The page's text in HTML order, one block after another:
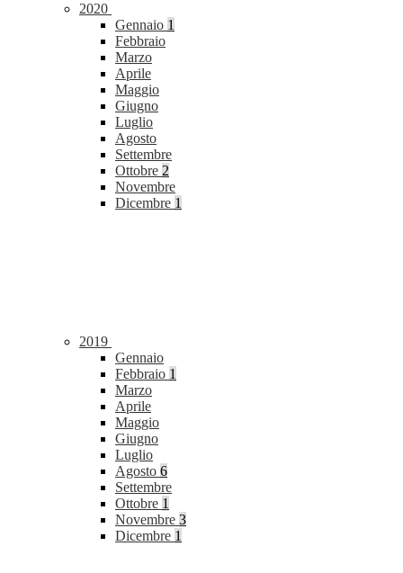
2020
Gennaio 1
Febbraio
Marzo
Aprile
Maggio
Giugno
Luglio
Agosto
Settembre
Ottobre 2
Novembre
Dicembre 1
2019
Gennaio
Febbraio 1
Marzo
Aprile
Maggio
Giugno
Luglio
Agosto 6
Settembre
Ottobre 1
Novembre 3
Dicembre 1